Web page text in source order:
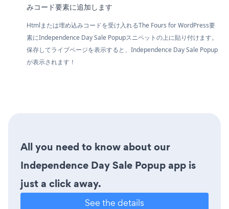
みコード要素に追加します
Htmlまたは埋め込みコードを受け入れるThe Fours for WordPress要
素にIndependence Day Sale Popupスニペットの上に貼り付けます。
保存してライブページを表示すると、Independence Day Sale Popup
が表示されます！
All you need to know about our
Independence Day Sale Popup app is
just a click away.
See the details